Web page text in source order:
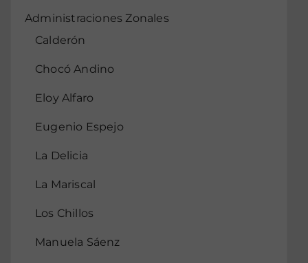
Administraciones Zonales
Calderón
Chocó Andino
Eloy Alfaro
Eugenio Espejo
La Delicia
La Mariscal
Los Chillos
Manuela Sáenz